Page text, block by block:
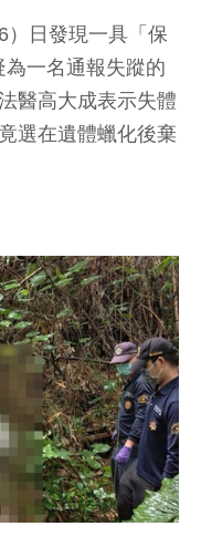
）日發現一具「保
一名通報失蹤的
醫高大成表示失體
選在遺體蠟化後棄